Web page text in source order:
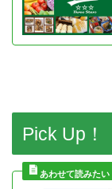
Pick Up！